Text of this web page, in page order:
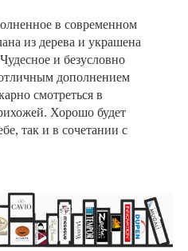
в современном
из дерева и украшена
и безусловно
отличным дополнением
смотреться в
Хорошо будет
так и в сочетании с